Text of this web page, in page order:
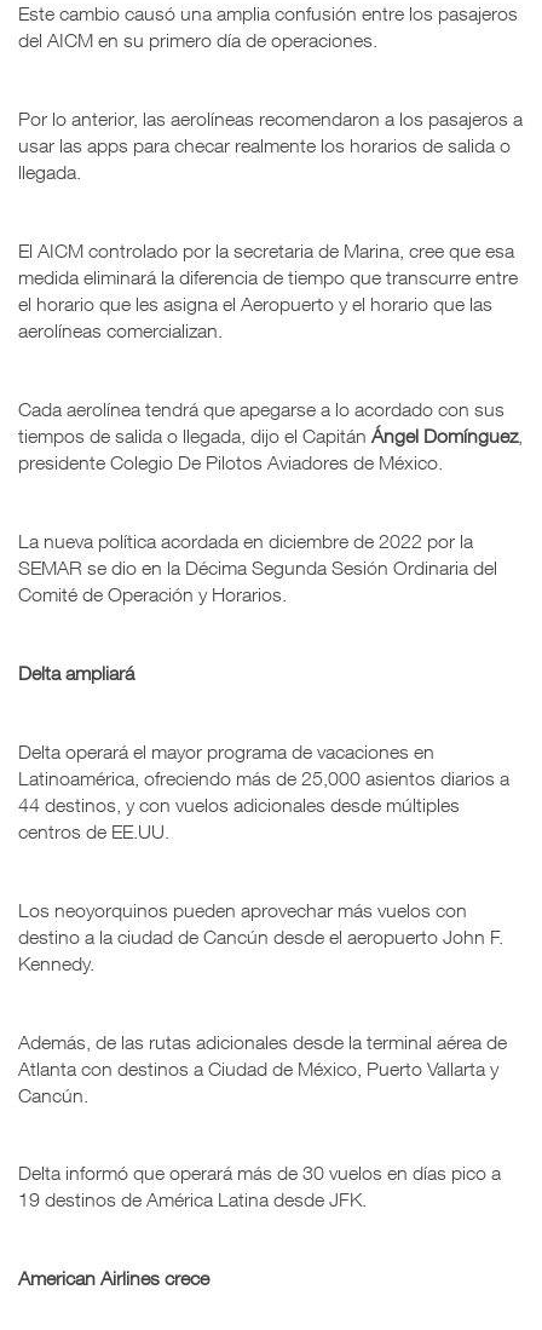
Este cambio causó una amplia confusión entre los pasajeros
del AICM en su primero día de operaciones.
Por lo anterior, las aerolíneas recomendaron a los pasajeros a
usar las apps para checar realmente los horarios de salida o
llegada.
El AICM controlado por la secretaria de Marina, cree que esa
medida eliminará la diferencia de tiempo que transcurre entre
el horario que les asigna el Aeropuerto y el horario que las
aerolíneas comercializan.
Cada aerolínea tendrá que apegarse a lo acordado con sus
tiempos de salida o llegada, dijo el Capitán Ángel Domínguez,
presidente Colegio De Pilotos Aviadores de México.
La nueva política acordada en diciembre de 2022 por la
SEMAR se dio en la Décima Segunda Sesión Ordinaria del
Comité de Operación y Horarios.
Delta ampliará
Delta operará el mayor programa de vacaciones en
Latinoamérica, ofreciendo más de 25,000 asientos diarios a
44 destinos, y con vuelos adicionales desde múltiples
centros de EE.UU.
Los neoyorquinos pueden aprovechar más vuelos con
destino a la ciudad de Cancún desde el aeropuerto John F.
Kennedy.
Además, de las rutas adicionales desde la terminal aérea de
Atlanta con destinos a Ciudad de México, Puerto Vallarta y
Cancún.
Delta informó que operará más de 30 vuelos en días pico a
19 destinos de América Latina desde JFK.
American Airlines crece